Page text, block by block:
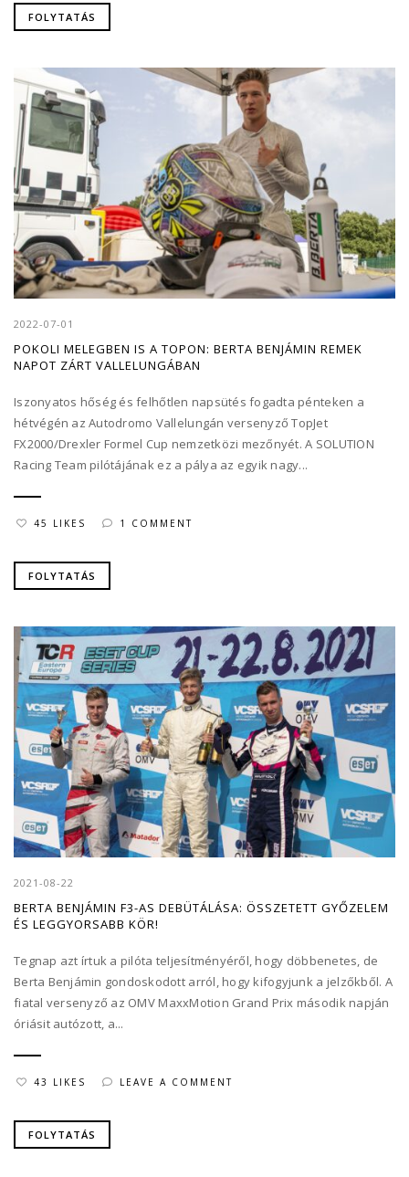
FOLYTATÁS
2022-07-01
POKOLI MELEGBEN IS A TOPON: BERTA BENJÁMIN REMEK
NAPOT ZÁRT VALLELUNGÁBAN
Iszonyatos hőség és felhőtlen napsütés fogadta pénteken a
hétvégén az Autodromo Vallelungán versenyző TopJet
FX2000/Drexler Formel Cup nemzetközi mezőnyét. A SOLUTION
Racing Team pilótájának ez a pálya az egyik nagy...
45 LIKES 1 COMMENT
FOLYTATÁS
2021-08-22
BERTA BENJÁMIN F3-AS DEBÜTÁLÁSA: ÖSSZETETT GYŐZELEM
ÉS LEGGYORSABB KÖR!
Tegnap azt írtuk a pilóta teljesítményéről, hogy döbbenetes, de
Berta Benjámin gondoskodott arról, hogy kifogyjunk a jelzőkből. A
fiatal versenyző az OMV MaxxMotion Grand Prix második napján
óriásit autózott, a...
43 LIKES LEAVE A COMMENT
FOLYTATÁS